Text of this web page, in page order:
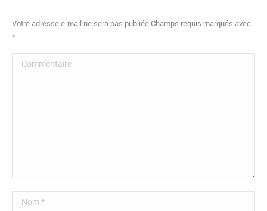
Votre adresse e-mail ne sera pas publiée Champs requis marqués avec
*
Commentaire
Nom *